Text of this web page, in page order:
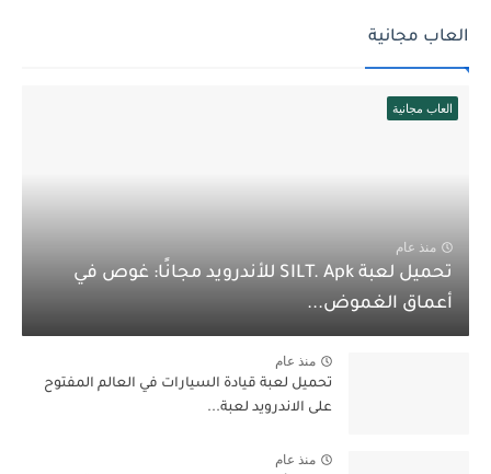
العاب مجانية
العاب مجانية
منذ عام
تحميل لعبة SILT. Apk للأندرويد مجانًا: غوص في
أعماق الغموض...
منذ عام
تحميل لعبة قيادة السيارات في العالم المفتوح
على الاندرويد لعبة...
منذ عام